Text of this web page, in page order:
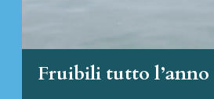
Fruibili tutto l’anno